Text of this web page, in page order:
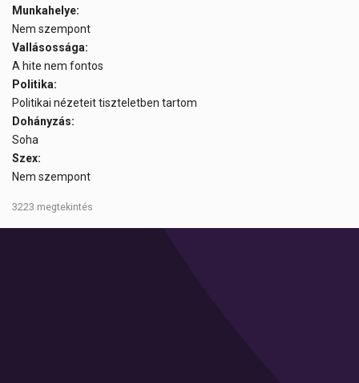
Munkahelye:
Nem szempont
Vallásossága:
A hite nem fontos
Politika:
Politikai nézeteit tiszteletben tartom
Dohányzás:
Soha
Szex:
Nem szempont
3223 megtekintés